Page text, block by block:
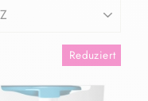
Reduziert